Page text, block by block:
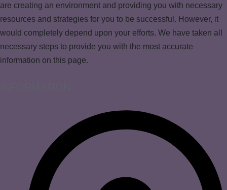
are creating an environment and providing you with necessary
resources and strategies for you to be successful. However, it
would completely depend upon your efforts. We have taken all
necessary steps to provide you with the most accurate
information on this page.